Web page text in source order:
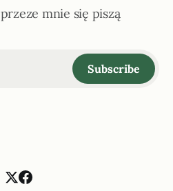
mnie się piszą
Subscribe